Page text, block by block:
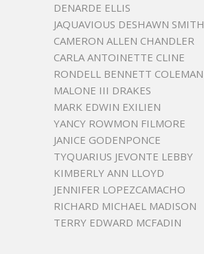
DENARDE ELLIS
JAQUAVIOUS DESHAWN SMITH
CAMERON ALLEN CHANDLER
CARLA ANTOINETTE CLINE
RONDELL BENNETT COLEMAN
MALONE III DRAKES
MARK EDWIN EXILIEN
YANCY ROWMON FILMORE
JANICE GODENPONCE
TYQUARIUS JEVONTE LEBBY
KIMBERLY ANN LLOYD
JENNIFER LOPEZCAMACHO
RICHARD MICHAEL MADISON
TERRY EDWARD MCFADIN